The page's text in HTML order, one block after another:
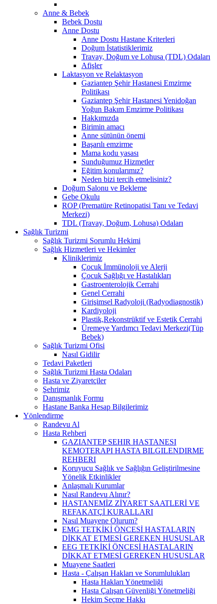
Anne & Bebek
Bebek Dostu
Anne Dostu
Anne Dostu Hastane Kriterleri
Doğum İstatistiklerimiz
Travay, Doğum ve Lohusa (TDL) Odaları
Afişler
Laktasyon ve Relaktasyon
Gaziantep Şehir Hastanesi Emzirme
Politikası
Gaziantep Şehir Hastanesi Yenidoğan
Yoğun Bakım Emzirme Politikası
Hakkımızda
Birimin amacı
Anne sütünün önemi
Başarılı emzirme
Mama kodu yasası
Sunduğumuz Hizmetler
Eğitim konularımız?
Neden bizi tercih etmelisiniz?
Doğum Salonu ve Bekleme
Gebe Okulu
ROP (Prematüre Retinopatisi Tanı ve Tedavi
Merkezi)
TDL (Travay, Doğum, Lohusa) Odaları
Sağlık Turizmi
Sağlık Turizmi Sorumlu Hekimi
Sağlık Hizmetleri ve Hekimler
Kliniklerimiz
Çocuk İmmünoloji ve Alerji
Çocuk Sağlığı ve Hastalıkları
Gastroenterolojik Cerrahi
Genel Cerrahi
Girişimsel Radyoloji (Radyodiagnostik)
Kardiyoloji
Plastik,Rekonstrüktif ve Estetik Cerrahi
Üremeye Yardımcı Tedavi Merkezi(Tüp
Bebek)
Sağlık Turizmi Ofisi
Nasıl Gidilir
Tedavi Paketleri
Sağlık Turizmi Hasta Odaları
Hasta ve Ziyaretçiler
Şehrimiz
Danışmanlık Formu
Hastane Banka Hesap Bilgilerimiz
Yönlendirme
Randevu Al
Hasta Rehberi
GAZIANTEP SEHIR HASTANESI
KEMOTERAPI HASTA BILGILENDIRME
REHBERI
Koruyucu Sağlık ve Sağlığın Geliştirilmesine
Yönelik Etkinlikler
Anlaşmalı Kurumlar
Nasıl Randevu Alınır?
HASTANEMİZ ZİYARET SAATLERİ VE
REFAKATÇİ KURALLARI
Nasıl Muayene Olurum?
EMG TETKİKİ ÖNCESİ HASTALARIN
DİKKAT ETMESİ GEREKEN HUSUSLAR
EEG TETKİKİ ÖNCESİ HASTALARIN
DİKKAT ETMESİ GEREKEN HUSUSLAR
Muayene Saatleri
Hasta - Çalışan Hakları ve Sorumlulukları
Hasta Hakları Yönetmeliği
Hasta Çalışan Güvenliği Yönetmeliği
Hekim Seçme Hakkı